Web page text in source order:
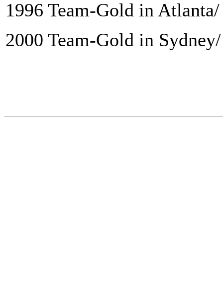
1996 Team-Gold in
2000 Team-Gold in